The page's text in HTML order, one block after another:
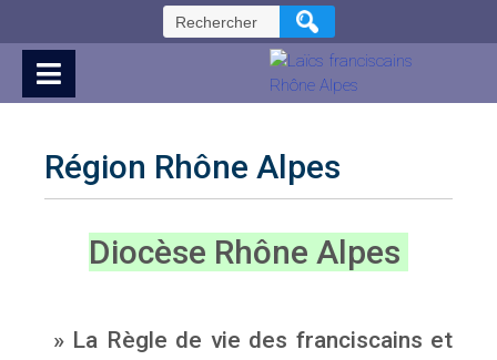
Content
Rechercher :
Région Rhône Alpes
Diocèse Rhône Alpes
» La Règle de vie des franciscains et